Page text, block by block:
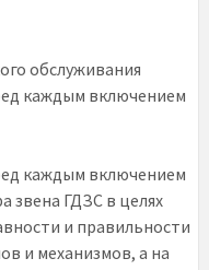
обслуживания
каждым включением
каждым включением
звена ГДЗС в целях
и правильности
и механизмов, а на